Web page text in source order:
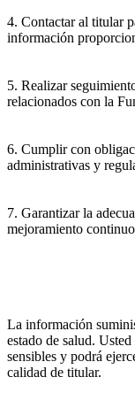
4. Contactar al titular
información
5. Realizar
relacionados con la
6. Cumplir con
administrativas y
7. Garantizar la
mejoramiento
La información
estado de salud.
sensibles y podrá
calidad de titular.